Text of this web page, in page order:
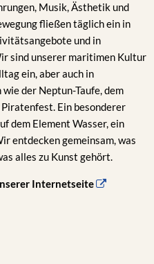
Musik, Ästhetik und
fließen täglich ein in
und in
sind unserer maritimen Kultur
ein, aber auch in
der Neptun-Taufe, dem
Ein besonderer
dem Element Wasser, ein
entdecken gemeinsam, was
alles zu Kunst gehört.
Internetseite